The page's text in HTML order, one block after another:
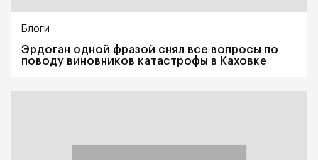
Блоги
Эрдоган одной фразой снял все вопросы по
поводу виновников катастрофы в Каховке